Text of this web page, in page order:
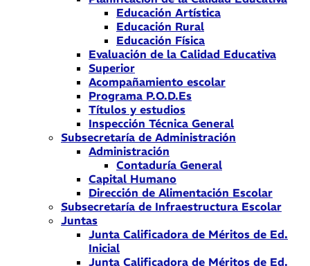
Educación Artística
Educación Rural
Educación Física
Evaluación de la Calidad Educativa
Superior
Acompañamiento escolar
Programa P.O.D.Es
Títulos y estudios
Inspección Técnica General
Subsecretaría de Administración
Administración
Contaduría General
Capital Humano
Dirección de Alimentación Escolar
Subsecretaría de Infraestructura Escolar
Juntas
Junta Calificadora de Méritos de Ed.
Inicial
Junta Calificadora de Méritos de Ed.